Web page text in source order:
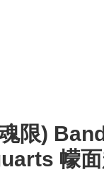
限)
幪